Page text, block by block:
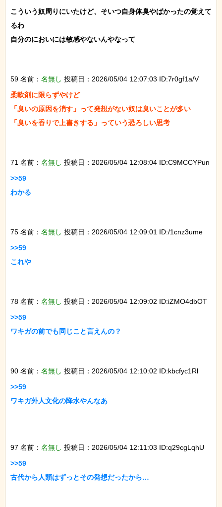
こういう奴周りにいたけど、そいつ自身体臭やばかったの覚えて
るわ
自分のにおいには敏感やないんやなって
59 名前： 名無し 投稿日：2026/05/04 12:07:03 ID:7r0gf1a/V
柔軟剤に限らずやけど
「臭いの原因を消す」って発想がない奴は臭いことが多い
「臭いを香りで上書きする」っていう恐ろしい思考
71 名前： 名無し 投稿日：2026/05/04 12:08:04 ID:C9MCCYPun
>>59
わかる
75 名前： 名無し 投稿日：2026/05/04 12:09:01 ID:/1cnz3ume
>>59
これや
78 名前： 名無し 投稿日：2026/05/04 12:09:02 ID:iZMO4dbOT
>>59
ワキガの前でも同じこと言えんの？
90 名前： 名無し 投稿日：2026/05/04 12:10:02 ID:kbcfyc1Rl
>>59
ワキガ外人文化の降水やんなあ
97 名前： 名無し 投稿日：2026/05/04 12:11:03 ID:q29cgLqhU
>>59
古代から人類はずっとその発想だったから…